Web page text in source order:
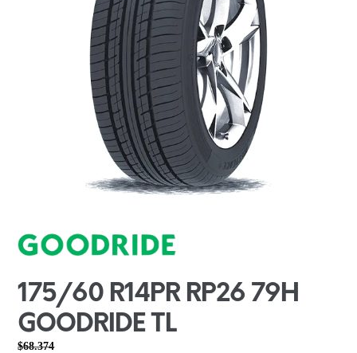
175/60 R14PR RP26 79H
GOODRIDE TL
$68.374